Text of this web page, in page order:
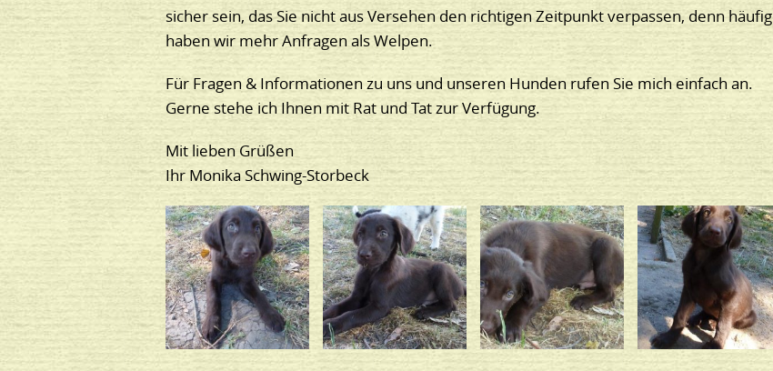
sicher sein, das Sie nicht aus Versehen den richtigen Zeitpunkt verpassen, denn häufig
haben wir mehr Anfragen als Welpen.
Für Fragen & Informationen zu uns und unseren Hunden rufen Sie mich einfach an.
Gerne stehe ich Ihnen mit Rat und Tat zur Verfügung.
Mit lieben Grüßen
Ihr Monika Schwing-Storbeck